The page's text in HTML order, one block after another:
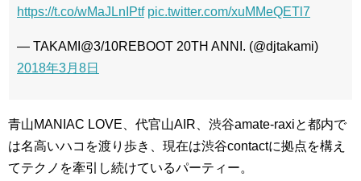
https://t.co/wMaJLnIPtf pic.twitter.com/xuMMeQETl7
— TAKAMI@3/10REBOOT 20TH ANNI. (@djtakami)
2018年3月8日
青山MANIAC LOVE、代官山AIR、渋谷amate-raxiと都内で
は名高いハコを渡り歩き、現在は渋谷contactに拠点を構え
てテクノを牽引し続けているパーティー。